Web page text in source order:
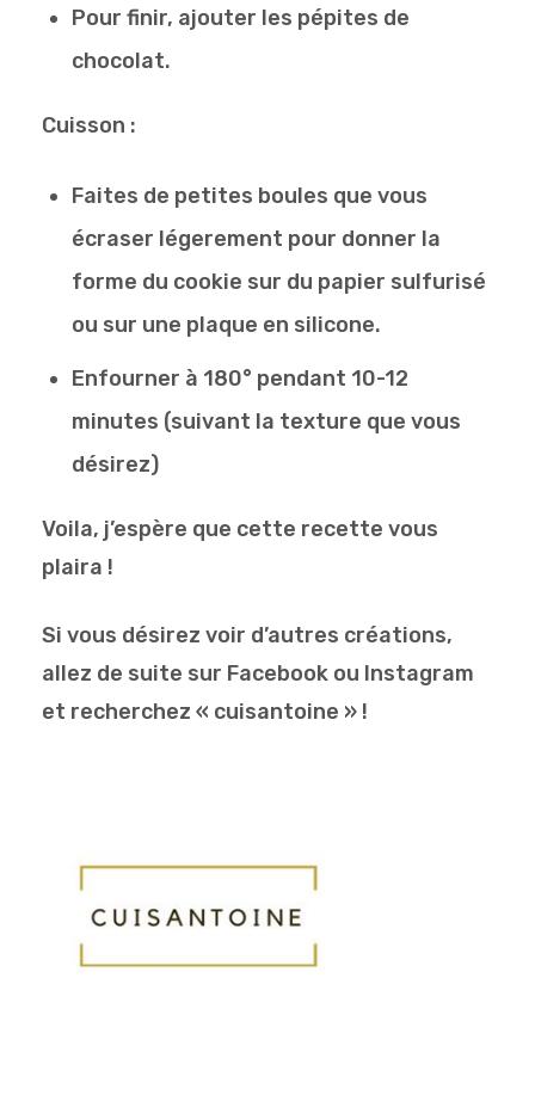
Pour finir, ajouter les pépites de
chocolat.
Cuisson :
Faites de petites boules que vous
écraser légerement pour donner la
forme du cookie sur du papier sulfurisé
ou sur une plaque en silicone.
Enfourner à 180° pendant 10-12
minutes (suivant la texture que vous
désirez)
Voila, j’espère que cette recette vous
plaira !
Si vous désirez voir d’autres créations,
allez de suite sur Facebook ou Instagram
et recherchez « cuisantoine » !